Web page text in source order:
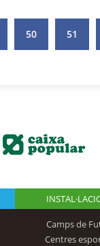
50 51
Camps de
Centres